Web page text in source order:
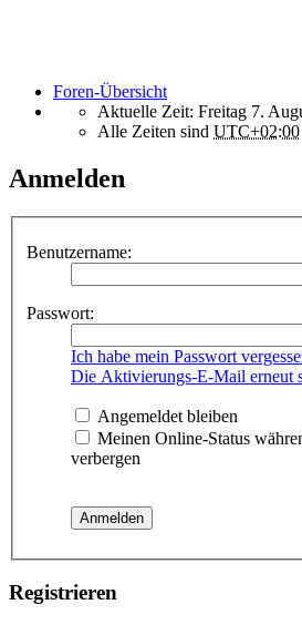
Foren-Übersicht
Aktuelle Zeit: Freitag 7.
Alle Zeiten sind UTC+02:00
Anmelden
Benutzername:
Passwort:
Ich habe mein Passwort
Die Aktivierungs-E-Mail erneut
Angemeldet bleiben
Meinen Online-Status
verbergen
Registrieren